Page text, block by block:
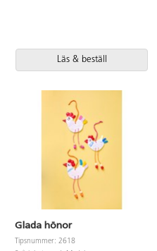
Läs & beställ
Glada hönor
Tipsnummer: 2618